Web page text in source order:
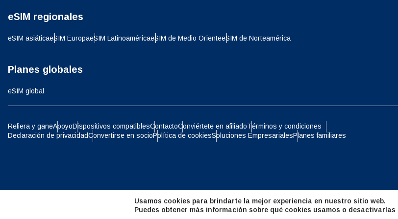
eSIM regionales
eSIM asiáticaeSIM EuropaeSIM LatinoaméricaeSIM de Medio OrienteeSIM de Norteamérica
Planes globales
eSIM global
Refiera y ganeApoyoDispositivos compatiblesContactoConviértete en afiliadoTérminos y condiciones
Declaración de privacidadConvertirse en socioPolítica de cookiesSoluciones EmpresarialesPlanes familiares
Polski
简体中文 繁體中文
CAD - Dólar Canadiense GBP - Libra Esterlina
CHF - Franco Suizo NZD - Dólar De
Usamos cookies para brindarte la mejor experiencia en nuestro sitio web.
Puedes obtener más información sobre qué cookies usamos o desactivarlas